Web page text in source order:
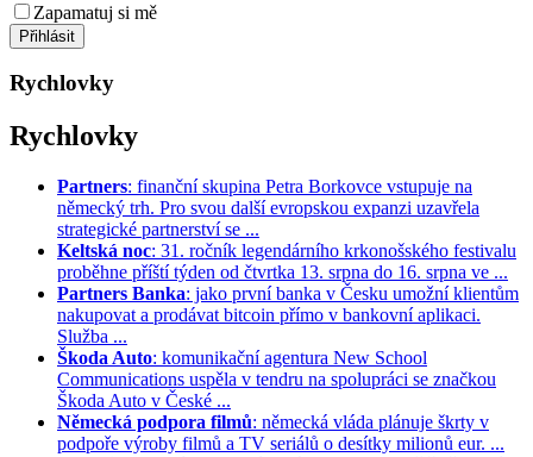
Zapamatuj si mě
Rychlovky
Rychlovky
Partners: finanční skupina Petra Borkovce vstupuje na
německý trh. Pro svou další evropskou expanzi uzavřela
strategické partnerství se ...
Keltská noc: 31. ročník legendárního krkonošského festivalu
proběhne příští týden od čtvrtka 13. srpna do 16. srpna ve ...
Partners Banka: jako první banka v Česku umožní klientům
nakupovat a prodávat bitcoin přímo v bankovní aplikaci.
Služba ...
Škoda Auto: komunikační agentura New School
Communications uspěla v tendru na spolupráci se značkou
Škoda Auto v České ...
Německá podpora filmů: německá vláda plánuje škrty v
podpoře výroby filmů a TV seriálů o desítky milionů eur. ...